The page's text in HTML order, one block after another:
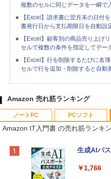
複数のセルに同じデータを一瞬で
【Excel】請求書に翌月末の日付
書発行日から支払期限日を自動設
【Excel】顧客別の商品売り上げ
セルで複数の条件を指定してデー
【Excel】行を削除するたびに名
セルで行を追加・削除すると自動
Amazon 売れ筋ランキング
ノートPC
Apple
e
PCソフト
Robloxギ
インゲー
Amazon IT入門書 の売れ筋ランキ
生成AIパ
￥1,766